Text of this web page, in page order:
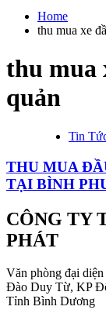
Home
thu mua xe
thu mua
quản
Tin
THU MUA
TẠI BÌNH
CÔNG TY
PHÁT
Văn phòng đại
Đào Duy Từ, KP
Tỉnh Bình Dương